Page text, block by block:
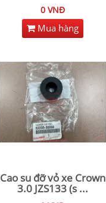
0 VNĐ
Mua hàng
Cao su đỡ vỏ xe Crown
3.0 JZS133 (s...